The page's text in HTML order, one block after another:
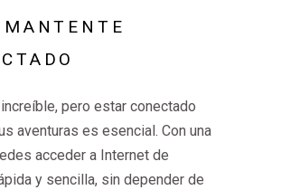
pero estar conectado
aventuras es esencial. Con una
acceder a Internet de
y sencilla, sin depender de